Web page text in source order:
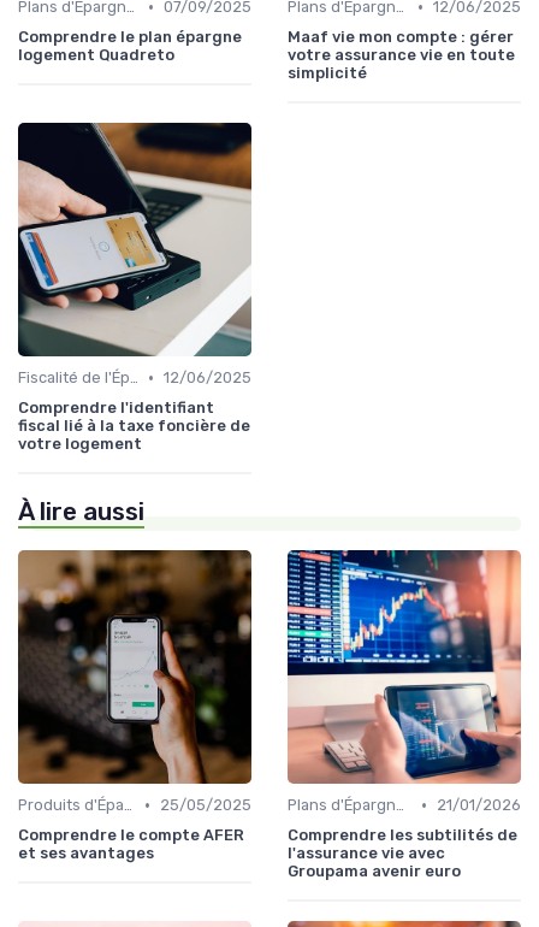
Plans d'Épargne et Assurance Vie • 07/09/2025
Comprendre le plan épargne
logement Quadreto
Plans d'Épargne et Assurance Vie • 12/06/2025
Maaf vie mon compte : gérer
votre assurance vie en toute
simplicité
Fiscalité de l'Épargne • 12/06/2025
Comprendre l'identifiant
fiscal lié à la taxe foncière de
votre logement
À lire aussi
Produits d'Épargne Retraite •
25/05/2025
Comprendre le compte AFER
et ses avantages
Plans d'Épargne et Assurance Vie •
21/01/2026
Comprendre les subtilités de
l'assurance vie avec
Groupama avenir euro